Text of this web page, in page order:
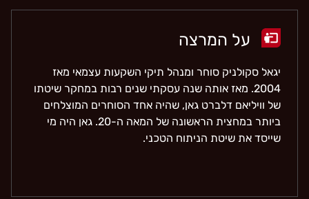
על המרצה
יגאל סקולניק סוחר ומנהל תיקי השקעות עצמאי מאז
2004. מאז אותה שנה עסקתי שנים רבות במחקר שיטתו
של וויליאם דלברט גאן, שהיה אחד הסוחרים המוצלחים
ביותר במחצית הראשונה של המאה ה-20. גאן היה מי
שייסד את שיטת הניתוח הטכני.